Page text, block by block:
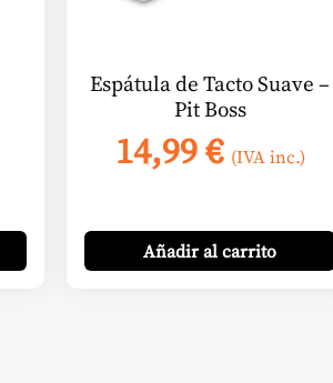
Espátula de Tacto Suave –
Pit Boss
14,99€ (IVA inc.)
Añadiral carrito